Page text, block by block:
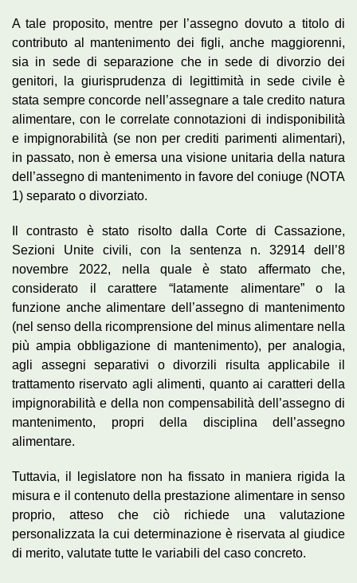
A tale proposito, mentre per l’assegno dovuto a titolo di
contributo al mantenimento dei figli, anche maggiorenni,
sia in sede di separazione che in sede di divorzio dei
genitori, la giurisprudenza di legittimità in sede civile è
stata sempre concorde nell’assegnare a tale credito natura
alimentare, con le correlate connotazioni di indisponibilità
e impignorabilità (se non per crediti parimenti alimentari),
in passato, non è emersa una visione unitaria della natura
dell’assegno di mantenimento in favore del coniuge (NOTA
1) separato o divorziato.
Il contrasto è stato risolto dalla Corte di Cassazione,
Sezioni Unite civili, con la sentenza n. 32914 dell’8
novembre 2022, nella quale è stato affermato che,
considerato il carattere “latamente alimentare” o la
funzione anche alimentare dell’assegno di mantenimento
(nel senso della ricomprensione del minus alimentare nella
più ampia obbligazione di mantenimento), per analogia,
agli assegni separativi o divorzili risulta applicabile il
trattamento riservato agli alimenti, quanto ai caratteri della
impignorabilità e della non compensabilità dell’assegno di
mantenimento, propri della disciplina dell’assegno
alimentare.
Tuttavia, il legislatore non ha fissato in maniera rigida la
misura e il contenuto della prestazione alimentare in senso
proprio, atteso che ciò richiede una valutazione
personalizzata la cui determinazione è riservata al giudice
di merito, valutate tutte le variabili del caso concreto.